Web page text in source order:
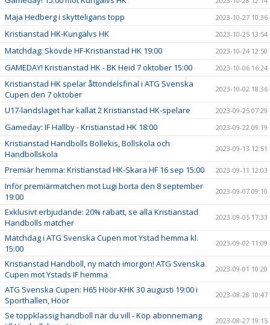
Maja Hedberg i skytteligans topp 2023-10-27 10:36
Kristianstad HK-Kungälvs HK 2023-10-25 13:54
Matchdag: Skövde HF-Kristianstad HK 19:00 2023-10-24 12:50
GAMEDAY! Kristianstad HK - BK Heid 7 oktober 15:00 2023-10-06 16:24
Kristianstad HK spelar åttondelsfinal i ATG Svenska
Cupen den 7 oktober
2023-10-02 18:36
U17-landslaget har kallat 2 Kristianstad HK-spelare 2023-09-25 07:29
Gameday: IF Hallby - Kristianstad HK 18:00 2023-09-22 09:19
Kristianstad Handbolls Bollekis, Bollskola och
Handbollskola
2023-09-13 12:51
Premiär hemma: Kristianstad HK-Skara HF 16 sep 15:00 2023-09-11 12:03
Inför premiärmatchen mot Lugi borta den 8 september
19:00
2023-09-07 09:10
Exklusivt erbjudande: 20% rabatt, se alla Kristianstad
Handbolls matcher
2023-09-05 17:33
Matchdag i ATG Svenska Cupen mot Ystad hemma kl.
15:00
2023-09-02 11:09
Kristianstad Handboll, ny match imorgon! ATG Svenska
Cupen mot Ystads IF hemma
2023-09-01 10:20
ATG Svenska Cupen: H65 Höör-KHK 30 augusti 19:00 i
Sporthallen, Höör
2023-08-28 10:47
Se toppklassig handboll när du vill - Köp abonnemang
2023-08-27 19:15